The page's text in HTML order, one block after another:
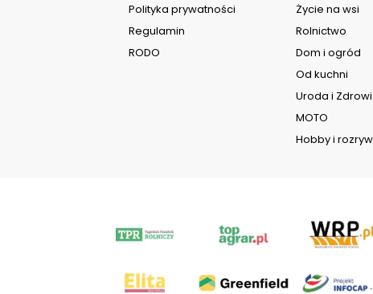
Polityka prywatności
Regulamin
RODO
Życie na wsi
Rolnictwo
Dom i ogród
Od kuchni
Uroda i
MOTO
Hobby i